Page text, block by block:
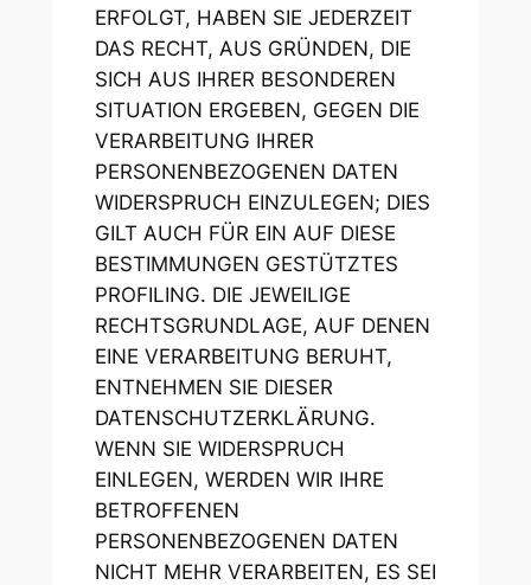
ERFOLGT, HABEN SIE JEDERZEIT
DAS RECHT, AUS GRÜNDEN, DIE
SICH AUS IHRER BESONDEREN
SITUATION ERGEBEN, GEGEN DIE
VERARBEITUNG IHRER
PERSONENBEZOGENEN DATEN
WIDERSPRUCH EINZULEGEN; DIES
GILT AUCH FÜR EIN AUF DIESE
BESTIMMUNGEN GESTÜTZTES
PROFILING. DIE JEWEILIGE
RECHTSGRUNDLAGE, AUF DENEN
EINE VERARBEITUNG BERUHT,
ENTNEHMEN SIE DIESER
DATENSCHUTZERKLÄRUNG.
WENN SIE WIDERSPRUCH
EINLEGEN, WERDEN WIR IHRE
BETROFFENEN
PERSONENBEZOGENEN DATEN
NICHT MEHR VERARBEITEN, ES SEI